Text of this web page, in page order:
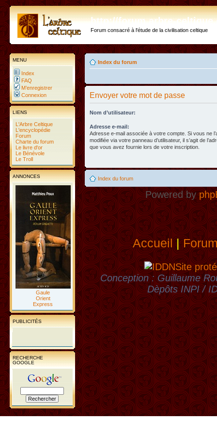
http://forum.arbre-
Forum consacré à l'étude de la civilisation celtique
MENU
Index
FAQ
M’enregistrer
Connexion
LIENS
L'Arbre Celtique
L'encyclopédie
Forum
Charte du forum
Le livre d'or
Le Bénévole
Le Troll
ANNONCES
Gaule
Orient
Express
PUBLICITÉS
RECHERCHE
GOOGLE
Index du forum
Envoyer votre mot de passe
Nom d’utilisateur:
Adresse e-mail:
Adresse e-mail associée à votre compte. Si vous ne
modifiée via votre panneau d’utilisateur, il s’agit de
que vous avez fournie lors de votre inscription.
Index du forum
Powered by
Accueil|
Site
Conception : Guillaume
Dèpôts INPI /